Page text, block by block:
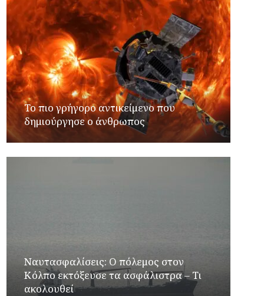
Το πιο γρήγορο αντικείμενο που
δημιούργησε ο άνθρωπος
Ναυτασφαλίσεις: Ο πόλεμος στον
Κόλπο εκτόξευσε τα ασφάλιστρα – Τι
ακολουθεί